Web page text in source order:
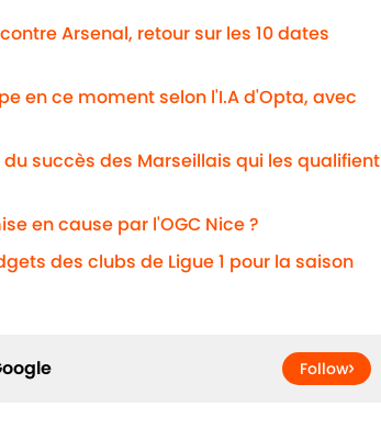
Arsenal, retour sur les 10 dates
en ce moment selon l'I.A d'Opta, avec
succès des Marseillais qui les qualifient
en cause par l'OGC Nice ?
des clubs de Ligue 1 pour la saison
Follow